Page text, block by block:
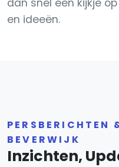
dan snel een kijkje
en ideeën.
PERSBERICHTEN
BEVERWIJK
Inzichten,